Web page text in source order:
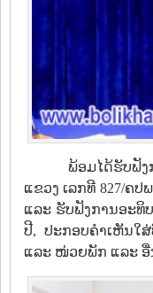
ພ້ອມໄດ້ຮັບຟັງ
ແຂວງ ເລກທີ 827/ຄ
ແລະ ຮັບຟັງການອະທິ
ປີ, ປະກອບຄຳເຫັນໃ
ແລະ ໜ່ວຍພັກ ແລະ ອື່